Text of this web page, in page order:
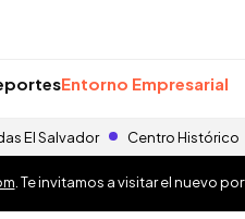
Entorno Empresarial
El Salvador Centro Histórico
. Te invitamos a visitar el nuevo